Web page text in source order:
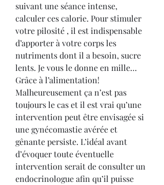
suivant une séance intense,
calculer ces calorie. Pour stimuler
votre pilosité , il est indispensable
d’apporter à votre corps les
nutriments dont il a besoin, sucre
lents. Je vous le donne en mille…
Grâce à l’alimentation!
Malheureusement ça n’est pas
toujours le cas et il est vrai qu’une
intervention peut être envisagée si
une gynécomastie avérée et
gênante persiste. L’idéal avant
d’évoquer toute éventuelle
intervention serait de consulter un
endocrinologue afin qu’il puisse